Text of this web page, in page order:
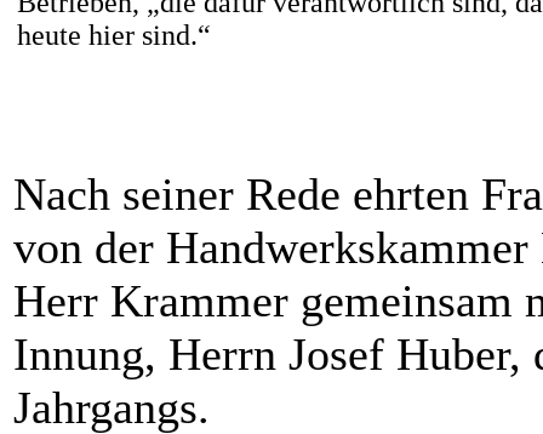
heute hier sind.“
Nach seiner Rede ehrten
von der
Herr Krammer gemeinsam
Innung, Herrn Josef
Jahrgangs.